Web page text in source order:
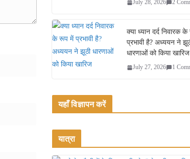
July 28, 2026 2
क्या ध्यान दर्द निवारक
प्रभावी है? अध्ययन ने
धारणाओं को किया खारिज
July 27, 2026 1
यहाँ विज्ञापन करें
यात्रा